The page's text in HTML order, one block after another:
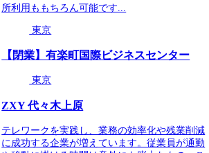
所利用ももちろん可能です...
東京
【閉業】有楽町国際ビジネスセンター
東京
ZXY 代々木上原
テレワークを実践し、業務の効率化や残業削減
に成功する企業が増えています。従業員が通勤